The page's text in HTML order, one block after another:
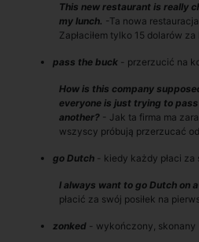
This new restaurant is really
my lunch. -Ta nowa
Zapłaciłem tylko 15 dolarów za
pass the buck - przerzucić na
How is this company
everyone is just trying to
another? - Jak ta firma ma
wszyscy próbują przerzucać
go Dutch - kiedy każdy płaci za
I always want to go Dutch on
płacić za swój posiłek na
zonked - wykończony, skonany